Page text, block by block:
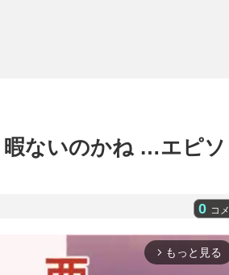
暇ないのかね …エピソ
0 コメ
arrow_forward_ios もっと見る